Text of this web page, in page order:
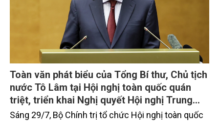
Toàn văn phát biểu của Tổng Bí thư, Chủ tịch
nước Tô Lâm tại Hội nghị toàn quốc quán
triệt, triển khai Nghị quyết Hội nghị Trung
ương 3, khóa XIV
Sáng 29/7, Bộ Chính trị tổ chức Hội nghị toàn quốc